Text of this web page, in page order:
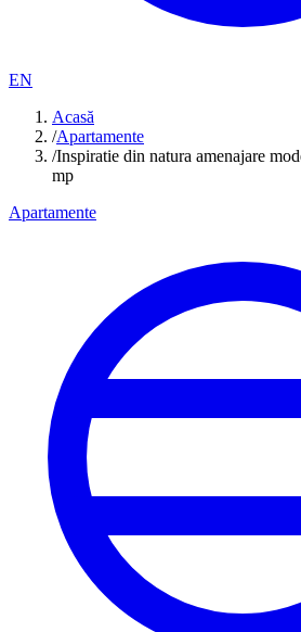
EN
Acasă
/Apartamente
/Inspiratie din natura amenajare
mp
Apartamente